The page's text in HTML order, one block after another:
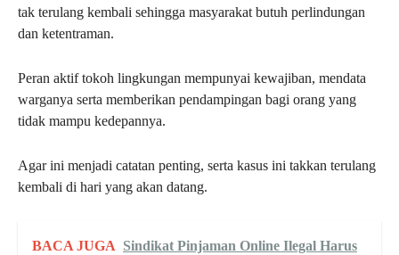
tak terulang kembali sehingga masyarakat butuh perlindungan
dan ketentraman.
Peran aktif tokoh lingkungan mempunyai kewajiban, mendata
warganya serta memberikan pendampingan bagi orang yang
tidak mampu kedepannya.
Agar ini menjadi catatan penting, serta kasus ini takkan terulang
kembali di hari yang akan datang.
BACA JUGA Sindikat Pinjaman Online Ilegal Harus